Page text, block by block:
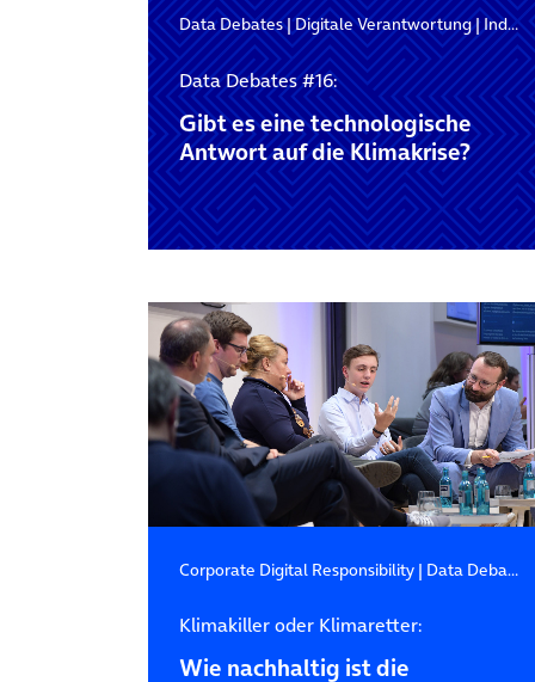
Data Debates|Digitale Verantwortung|Industrie 4.0
Data Debates #16:
Gibt es eine technologische
Antwort auf die Klimakrise?
Corporate Digital Responsibility| Data Debates
Klimakiller oder Klimaretter:
Wie nachhaltig ist die